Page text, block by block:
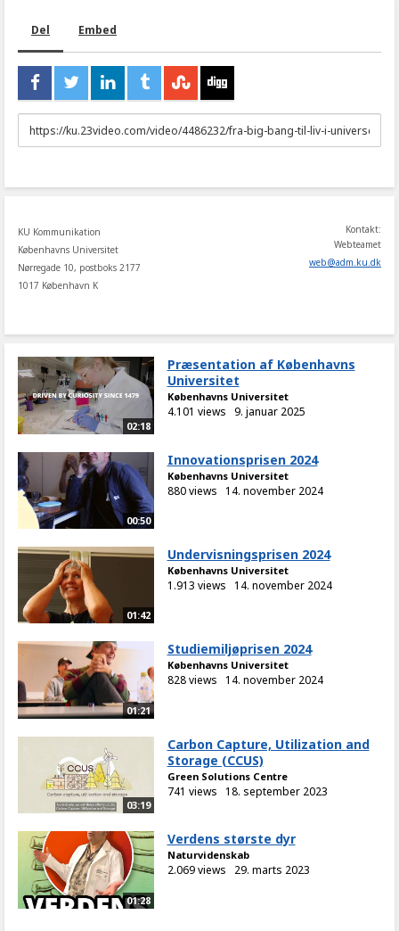
Del Embed
URL
to
KU Kommunikation
Københavns Universitet
Nørregade 10, postboks 2177
1017 København K
Kontakt:
Webteamet
web@adm.ku.dk
02:18
Præsentation af Københavns
Universitet
Københavns Universitet
4.101 views 9. januar 2025
00:50
Innovationsprisen 2024
Københavns Universitet
880 views 14. november 2024
01:42
Undervisningsprisen 2024
Københavns Universitet
1.913 views 14. november 2024
01:21
Studiemiljøprisen 2024
Københavns Universitet
828 views 14. november 2024
03:19
Carbon Capture, Utilization and
Storage (CCUS)
Green Solutions Centre
741 views 18. september 2023
01:28
Verdens største dyr
Naturvidenskab
2.069 views 29. marts 2023